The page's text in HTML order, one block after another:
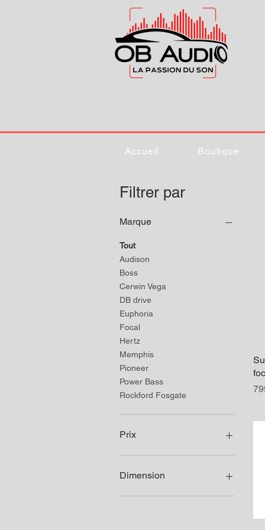
Accueil Boutique
Filtrer par
Marque
Tout
Audison
Boss
Cerwin Vega
DB drive
Euphoria
Focal
Hertz
Memphis
Pioneer
Power Bass
Rockford Fosgate
Prix
Dimension
6.5 & 8 p. sub